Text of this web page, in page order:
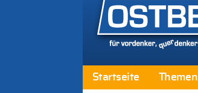
Startseite Themen